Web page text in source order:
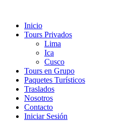
contenido
Inicio
Tours Privados
Lima
Ica
Cusco
Tours en Grupo
Paquetes Turísticos
Traslados
Nosotros
Contacto
Iniciar Sesión